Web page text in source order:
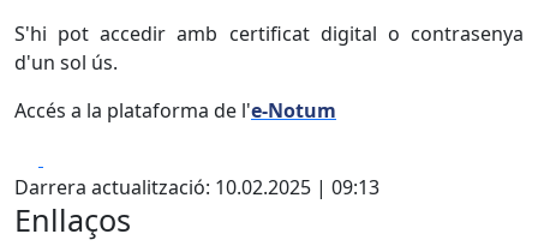
S'hi pot accedir amb certificat digital o contrasenya
d'un sol ús.
Accés a la plataforma de l'e-Notum
Darrera actualització: 10.02.2025 | 09:13
Enllaços